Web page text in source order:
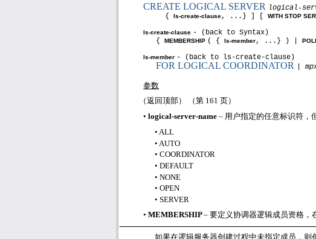
CREATE LOGICAL SERVER logical-
{
ls-create-clause, ...} ] [ WITH STOP
ls-create-clause - (back to Syntax)
{MEMBERSHIP ( {ls-member, ...} ) |
ls-member - (back to ls-create-clause)
FOR LOGICAL COORDINATOR |
参数
（返回顶部） （第 161页）
• logical-server-name – 用户指定的任意标识符，
• ALL
• AUTO
• COORDINATOR
• DEFAULT
• NONE
• OPEN
• SERVER
• MEMBERSHIP– 要定义协调器逻辑成员资格，
如果在逻辑服务器创建过程中未指定成员，